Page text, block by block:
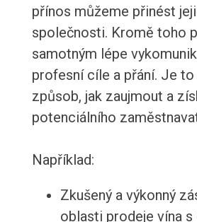
přínos můžeme přinést
společnosti. Kromě toho
samotným lépe
profesní cíle a přání. Je
způsob, jak zaujmout a
potenciálního
Například:
Zkušený a výkonný
oblasti prodeje vína s